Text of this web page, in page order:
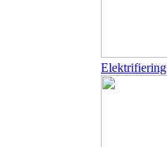
Elektrifiering